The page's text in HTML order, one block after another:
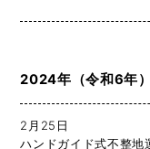
2024年（令和6年）
2月25日
ハンドガイド式不整地